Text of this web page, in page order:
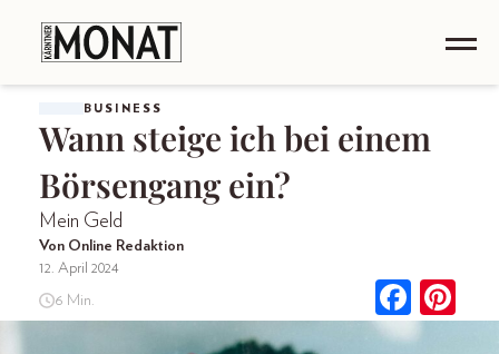
BUSINESS
Wann steige ich bei einem
Börsengang ein?
Mein Geld
Von Online Redaktion
12. April 2024
6 Min.